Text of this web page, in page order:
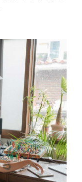
서비스